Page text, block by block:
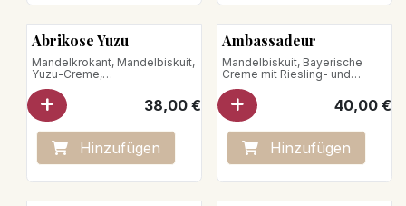
Abrikose Yuzu
Mandelkrokant, Mandelbiskuit,
Yuzu-Creme,
Aprikosenkompott, Mandel-
Mousse und Schlagsahne
Nettogewicht : 750g
38,00€
Hinzufügen
Ambassadeur
Mandelbiskuit, Bayerische
Creme mit Riesling- und
Kirscharoma, verfeinert mit
Erdbeeren .
40,00€
Hinzufügen